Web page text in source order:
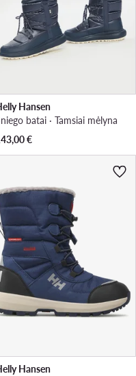
Hansen
batai · Tamsiai mėlyna
€
Hansen